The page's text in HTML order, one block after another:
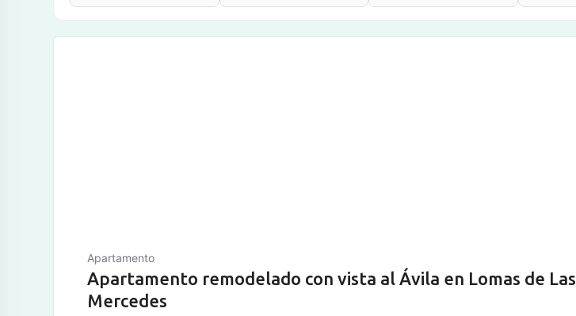
Apartamento
Apartamento remodelado con vista al Ávila en Lomas de Las
Mercedes